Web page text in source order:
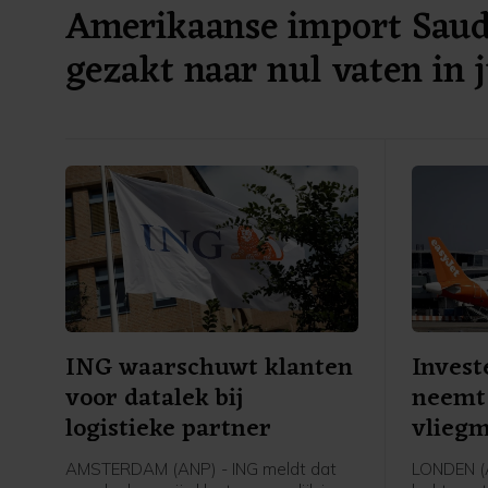
Amerikaanse import
gezakt naar nul vaten in
ING waarschuwt klanten
voor datalek bij
logistieke partner
AMSTERDAM (ANP) - ING meldt dat
LONDEN